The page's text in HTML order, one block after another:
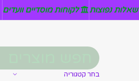
שאלות נפוצות לקוחות מוסדיים וועדים
בחר קטגוריה